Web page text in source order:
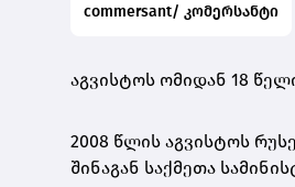
commersant/ კომერსანტი
აგვისტოს ომიდან 18
2008 წლის აგვისტოს
შინაგან საქმეთა